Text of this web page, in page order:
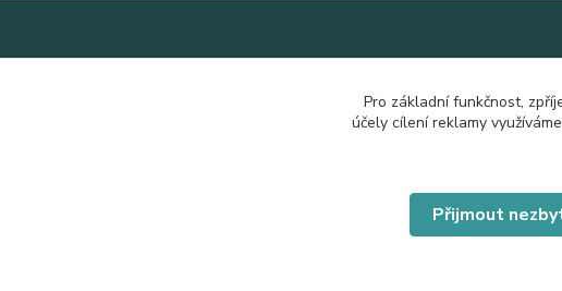
Pro základní funkčnost,
účely cílení reklamy
Přijmout